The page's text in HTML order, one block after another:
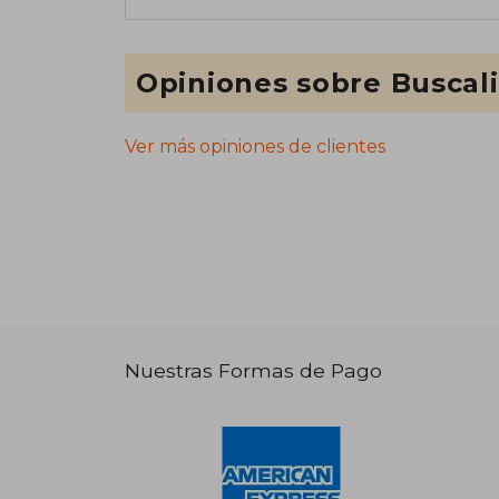
Opiniones sobre
Ver más opiniones de clientes
Nuestras Formas de Pago